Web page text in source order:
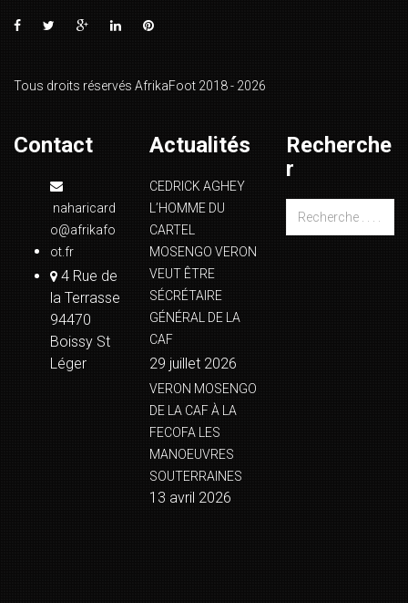
Tous droits réservés AfrikaFoot 2018 - 2026
Contact
naharicard
o@afrikafo
ot.fr
4 Rue de
la Terrasse
94470
Boissy St
Léger
Actualités
CEDRICK AGHEY
L’HOMME DU
CARTEL
MOSENGO VERON
VEUT ÊTRE
SÉCRÉTAIRE
GÉNÉRAL DE LA
CAF
29 juillet 2026
VERON MOSENGO
DE LA CAF À LA
FECOFA LES
MANOEUVRES
SOUTERRAINES
13 avril 2026
Recherche
r